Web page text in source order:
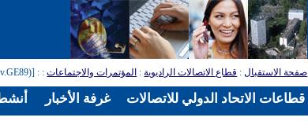
صفحة الاستقبال: قطاع الاتصالات الراديوية: المؤتمرات والاجتماعات:
: [Regional Radiocommunication Conference for the Revision of the GE89 Agreement (RRC-06-Rev.GE89)]
غرفة الأخبار قطاعات الاتحاد الدولي للاتصالات